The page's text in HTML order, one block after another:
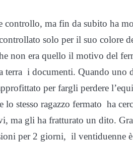
ma fin da subito ha
solo per il suo colore
non era quello il motivo del
terra i documenti. Quando uno
per fargli perdere
lo stesso ragazzo fermato ha
ma gli ha fratturato un dito.
per 2 giorni, il ventiduenne